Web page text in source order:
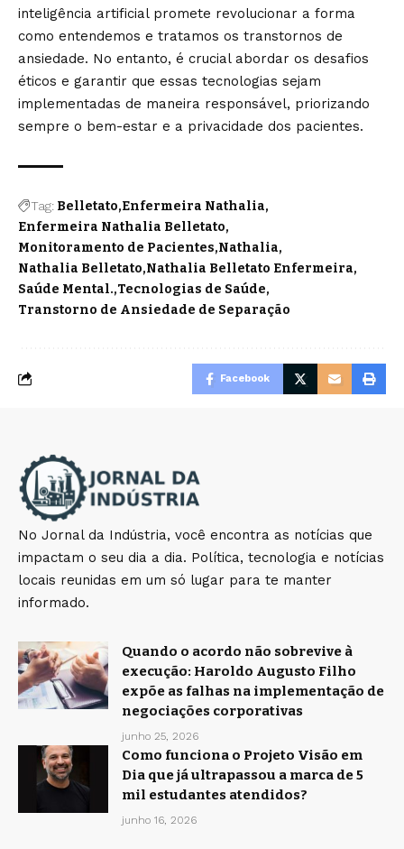
inteligência artificial promete revolucionar a forma
como entendemos e tratamos os transtornos de
ansiedade. No entanto, é crucial abordar os desafios
éticos e garantir que essas tecnologias sejam
implementadas de maneira responsável, priorizando
sempre o bem-estar e a privacidade dos pacientes.
Tag: Belletato Enfermeira Nathalia
Enfermeira Nathalia Belletato
Monitoramento de Pacientes Nathalia
Nathalia Belletato Nathalia Belletato Enfermeira
Saúde Mental. Tecnologias de Saúde
Transtorno de Ansiedade de Separação
Facebook
No Jornal da Indústria, você encontra as notícias que
impactam o seu dia a dia. Política, tecnologia e notícias
locais reunidas em um só lugar para te manter
informado.
Quando o acordo não sobrevive à
execução: Haroldo Augusto Filho
expõe as falhas na implementação de
negociações corporativas
junho 25, 2026
Como funciona o Projeto Visão em
Dia que já ultrapassou a marca de 5
mil estudantes atendidos?
junho 16, 2026